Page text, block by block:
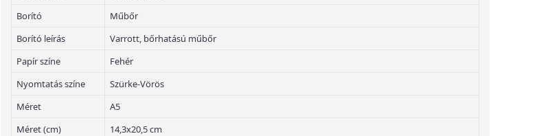
Borító
Műbőr
Borító leírás
Varrott, bőrhatású műbőr
Papír színe
Fehér
Nyomtatás színe
Szürke-Vörös
Méret
A5
Méret (cm)
14,3x20,5 cm